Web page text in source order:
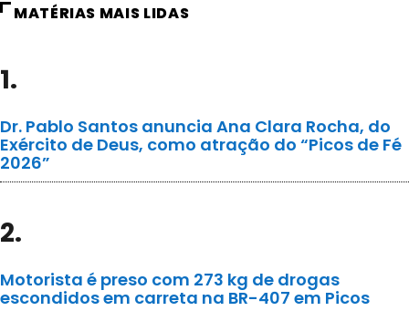
MATÉRIAS MAIS LIDAS
1.
Dr. Pablo Santos anuncia Ana Clara Rocha, do
Exército de Deus, como atração do “Picos de Fé
2026”
2.
Motorista é preso com 273 kg de drogas
escondidos em carreta na BR-407 em Picos